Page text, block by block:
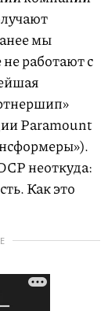
мы
работают с
Paramount
неоткуда:
Как это